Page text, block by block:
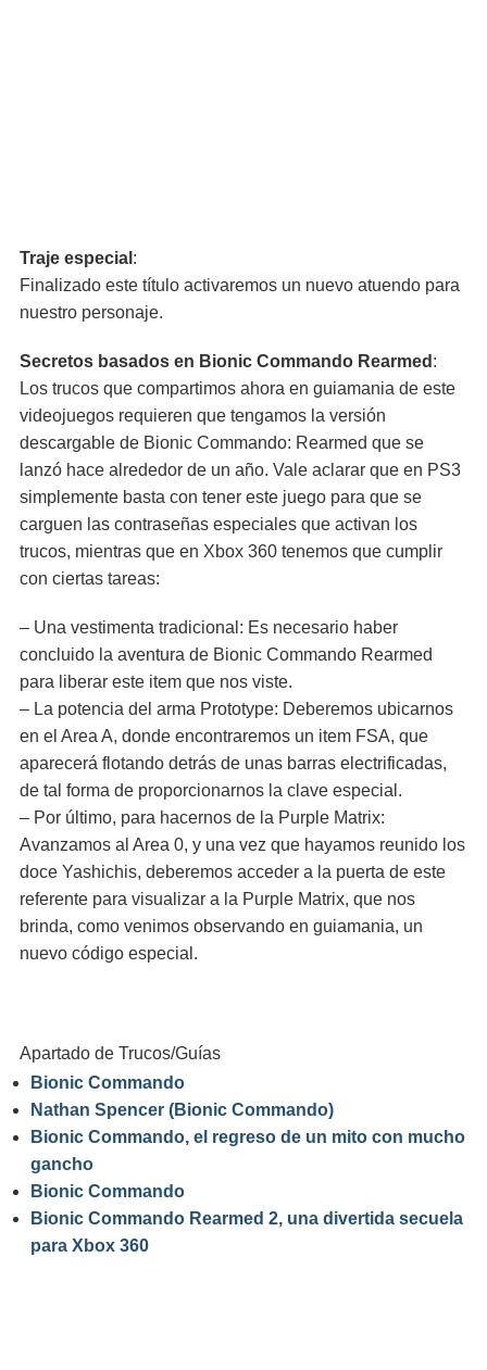
Traje especial :
Finalizado este título activaremos un nuevo atuendo para
nuestro personaje.
Secretos basados en Bionic Commando Rearmed :
Los trucos que compartimos ahora en guiamania de este
videojuegos requieren que tengamos la versión
descargable de Bionic Commando: Rearmed que se
lanzó hace alrededor de un año. Vale aclarar que en PS3
simplemente basta con tener este juego para que se
carguen las contraseñas especiales que activan los
trucos, mientras que en Xbox 360 tenemos que cumplir
con ciertas tareas:
– Una vestimenta tradicional: Es necesario haber
concluido la aventura de Bionic Commando Rearmed
para liberar este item que nos viste.
– La potencia del arma Prototype: Deberemos ubicarnos
en el Area A, donde encontraremos un item FSA, que
aparecerá flotando detrás de unas barras electrificadas,
de tal forma de proporcionarnos la clave especial.
– Por último, para hacernos de la Purple Matrix:
Avanzamos al Area 0, y una vez que hayamos reunido los
doce Yashichis, deberemos acceder a la puerta de este
referente para visualizar a la Purple Matrix, que nos
brinda, como venimos observando en guiamania, un
nuevo código especial.
Apartado de Trucos/Guías
Bionic Commando
Nathan Spencer (Bionic Commando)
Bionic Commando, el regreso de un mito con mucho
gancho
Bionic Commando
Bionic Commando Rearmed 2, una divertida secuela
para Xbox 360